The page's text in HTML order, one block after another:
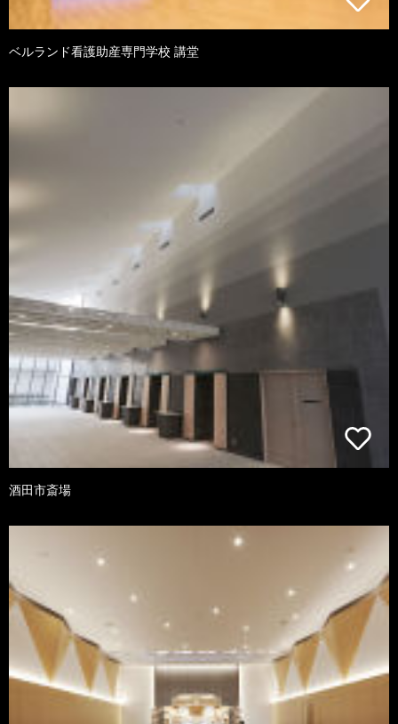
ベルランド看護助産専門学校 講堂
酒田市斎場